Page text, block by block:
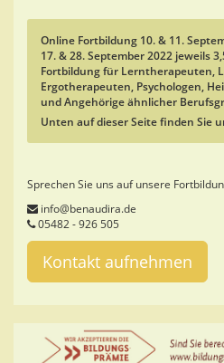
Online Fortbildung 10. & 11.
17. & 28. September 2022 jeweils
Fortbildung für Lerntherapeuten,
Ergotherapeuten, Psychologen,
und Angehörige ähnlicher
Unten auf dieser Seite finden Sie
Sprechen Sie uns auf unsere
info@benaudira.de
05482 - 926 505
Kontakt aufnehmen